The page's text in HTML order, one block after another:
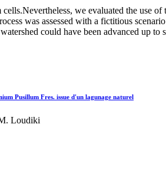
we evaluated the use
was assessed with a fictitious
could have been advanced up
Pusillum Fres. issue d'un lagunage naturel
Loudiki